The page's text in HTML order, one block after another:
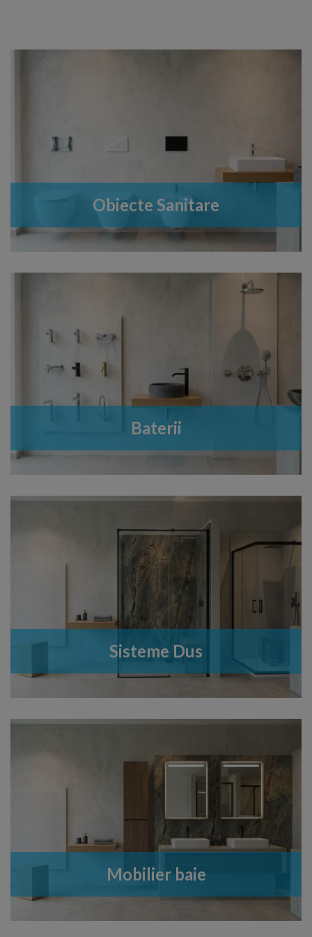
Obiecte Sanitare
Baterii
Sisteme Dus
Mobilier baie